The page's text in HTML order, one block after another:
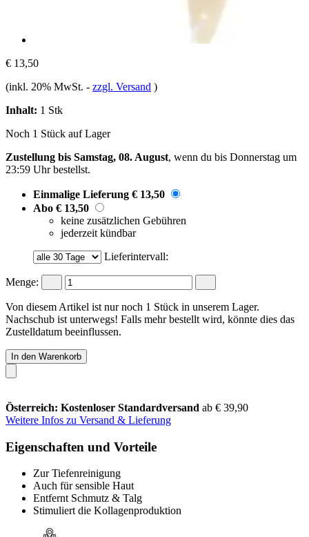
€ 13,50
(inkl. 20% MwSt. - zzgl. Versand )
Inhalt: 1 Stk
Noch 1 Stück auf Lager
Zustellung bis Samstag, 08. August, wenn du bis Donnerstag um
23:59 Uhrbestellst.
Einmalige Lieferung € 13,50
Abo € 13,50
keine zusätzlichen Gebühren
jederzeit kündbar
Lieferintervall:
Menge:
Von diesem Artikel ist nur noch 1 Stück in unserem Lager.
Nachschub ist unterwegs! Falls mehr bestellt wird, könnte dies das
Zustelldatum beeinflussen.
In den Warenkorb
Österreich: Kostenloser Standardversand ab € 39,90
Weitere Infos zu Versand & Lieferung
Eigenschaften und Vorteile
Zur Tiefenreinigung
Auch für sensible Haut
Entfernt Schmutz & Talg
Stimuliert die Kollagenproduktion